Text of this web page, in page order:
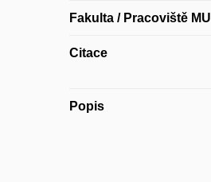
Fakulta / Pracoviště MU
Citace
Popis